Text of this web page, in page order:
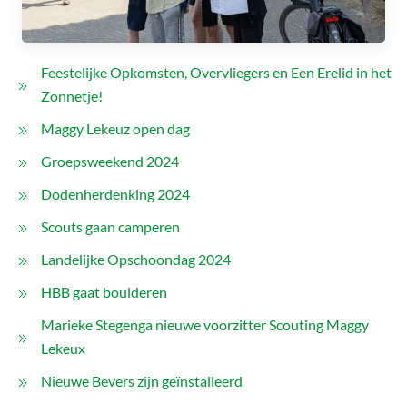
Feestelijke Opkomsten, Overvliegers en Een Erelid in het
Zonnetje!
Maggy Lekeuz open dag
Groepsweekend 2024
Dodenherdenking 2024
Scouts gaan camperen
Landelijke Opschoondag 2024
HBB gaat boulderen
Marieke Stegenga nieuwe voorzitter Scouting Maggy
Lekeux
Nieuwe Bevers zijn geïnstalleerd